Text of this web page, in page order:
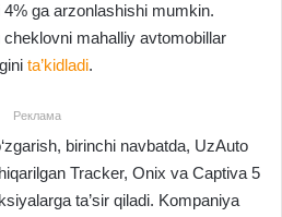
ga arzonlashishi mumkin.
mahalliy avtomobillar
ta’kidladi.
Реклама
birinchi navbatda, UzAuto
Tracker, Onix va Captiva 5
ta’sir qiladi. Kompaniya